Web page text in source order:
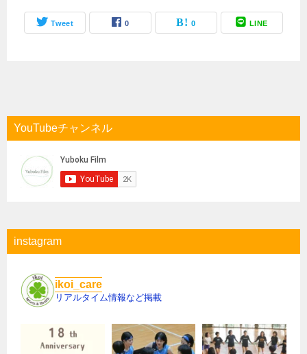
Tweet 0 0 LINE
YouTubeチャンネル
instagram
ikoi_care
リアルタイム情報など掲載